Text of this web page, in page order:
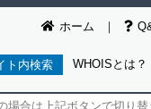
ホーム
ト内検索 WHOISとは？